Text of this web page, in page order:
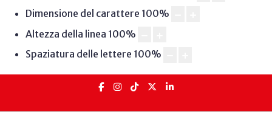
Dimensione del carattere 100%
Altezza della linea 100%
Spaziatura delle lettere 100%